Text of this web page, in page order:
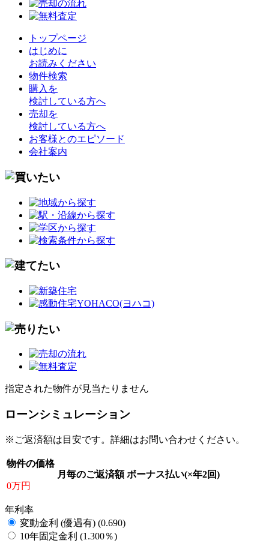
トップページ
はじめに
お読みください
物件検索
購入を
検討している方へ
売却を
検討している方へ
お客様とのエピソード
会社案内
指定された物件が見当たりません
ローンシミュレーション
※ご返済額は目安です。詳細はお問い合わせください。
物件の価格
0万円
月毎のご返済額 ボーナス払い(×年2回)
年利率
変動金利 (優遇有) (0.690)
10年固定金利 (1.300％)